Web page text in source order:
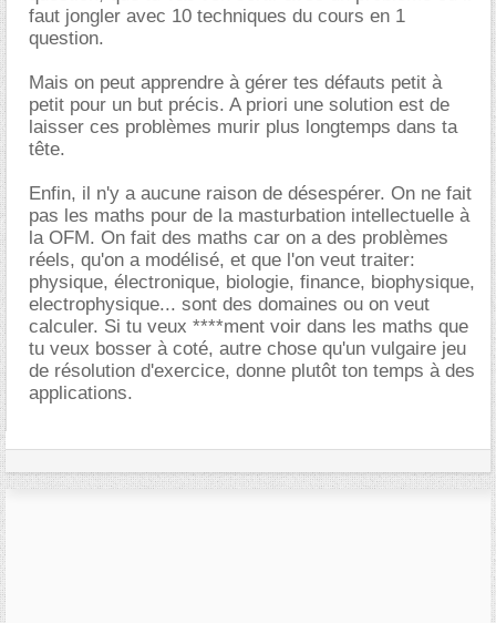
faut jongler avec 10 techniques du cours en 1
question.
Mais on peut apprendre à gérer tes défauts petit à
petit pour un but précis. A priori une solution est de
laisser ces problèmes murir plus longtemps dans ta
tête.
Enfin, il n'y a aucune raison de désespérer. On ne fait
pas les maths pour de la masturbation intellectuelle à
la OFM. On fait des maths car on a des problèmes
réels, qu'on a modélisé, et que l'on veut traiter:
physique, électronique, biologie, finance, biophysique,
electrophysique... sont des domaines ou on veut
calculer. Si tu veux ****ment voir dans les maths que
tu veux bosser à coté, autre chose qu'un vulgaire jeu
de résolution d'exercice, donne plutôt ton temps à des
applications.